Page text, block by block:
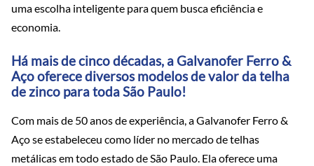
uma escolha inteligente para quem busca eficiência e
economia.
Há mais de cinco décadas, a Galvanofer Ferro &
Aço oferece diversos modelos de valor da telha
de zinco para toda São Paulo!
Com mais de 50 anos de experiência, a Galvanofer Ferro &
Aço se estabeleceu como líder no mercado de telhas
metálicas em todo estado de São Paulo. Ela oferece uma